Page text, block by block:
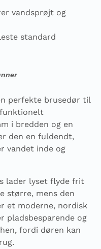
vandsprøjt og
standard
perfekte brusedør til
i bredden og en
den en fuldendt,
vandet inde og
lader lyset flyde frit
større, mens den
et moderne, nordisk
pladsbesparende og
fordi døren kan